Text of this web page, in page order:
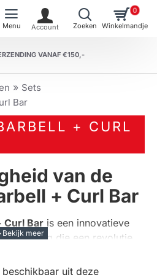
VANAF €150,-
0
Sets
Bar
+ CURL
van de
+ Curl Bar
Curl Bar is een innovatieve
die een revolutie
van gewicht te wisselen met
uit deze